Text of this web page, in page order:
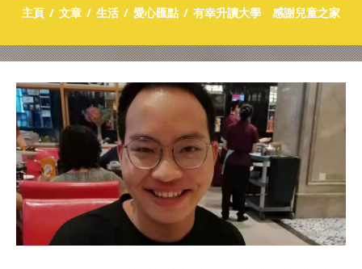
主頁 文章 生活 愛心匯點 有幸升讀大學 感謝兒童之家